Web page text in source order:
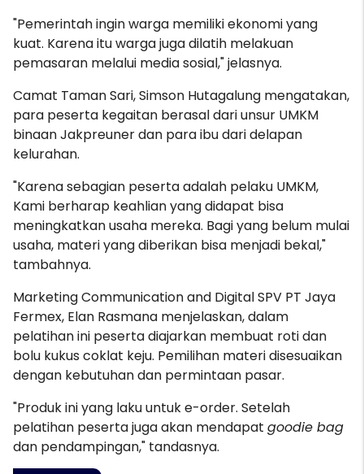
"Pemerintah ingin warga memiliki ekonomi yang
kuat. Karena itu warga juga dilatih melakuan
pemasaran melalui media sosial," jelasnya.
Camat Taman Sari, Simson Hutagalung mengatakan,
para peserta kegaitan berasal dari unsur UMKM
binaan Jakpreuner dan para ibu dari delapan
kelurahan.
"Karena sebagian peserta adalah pelaku UMKM,
Kami berharap keahlian yang didapat bisa
meningkatkan usaha mereka. Bagi yang belum mulai
usaha, materi yang diberikan bisa menjadi bekal,"
tambahnya.
Marketing Communication and Digital SPV PT Jaya
Fermex, Elan Rasmana menjelaskan, dalam
pelatihan ini peserta diajarkan membuat roti dan
bolu kukus coklat keju. Pemilihan materi disesuaikan
dengan kebutuhan dan permintaan pasar.
"Produk ini yang laku untuk e-order. Setelah
pelatihan peserta juga akan mendapat goodie bag
dan pendampingan," tandasnya.